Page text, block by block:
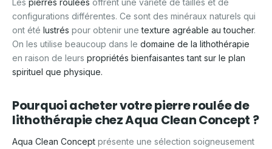
configurations différentes. Ce sont des minéraux naturels qui
ont été lustrés pour obtenir unetexture agréable au toucher.
On les utilise beaucoup dans le domaine de la lithothérapie
en raison de leurs propriétés bienfaisantes tant sur le plan
spirituel que physique.
Pourquoi acheter votre pierre roulée de
lithothérapie chez Aqua Clean Concept ?
Aqua Clean Concept présente une sélection soigneusement